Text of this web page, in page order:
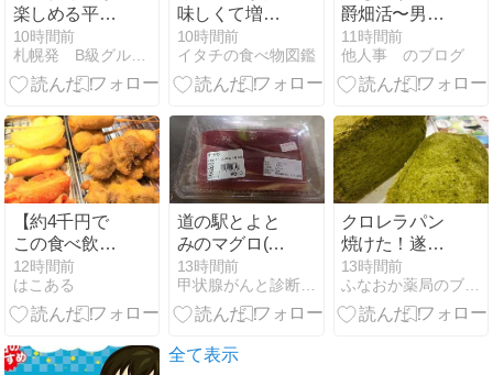
楽しめる平岸
のスパイスカ
レー屋さん
10時間前
札幌発 B級グルメ放浪記
味しくて増量
した広島風お
好み焼【イオ
ン/わかば食
10時間前
イタチの食べ物図鑑
爵畑活〜男め
しの元
11時間前
他人事 のブログ
【約4千円で
この食べ飲み
放題はすご
い】函館 マル
ケン酒場 函館
12時間前
はこある
道の駅とよと
みのマグロ(・
∀・)ノ
13時間前
甲状腺がんと診断されたのでブログ始めました&山梨グルメ
クロレラパン
焼けた！遂に
パン業界に殴
り込み？ な、
訳はないです
13時間前
ふなおか薬局のブタ店長ブログ
全て表示